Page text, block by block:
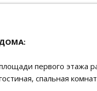
первого этажа
спальная